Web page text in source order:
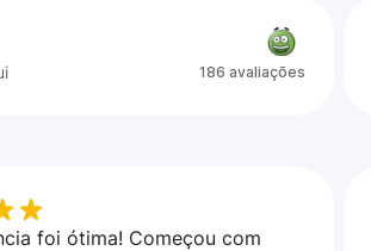
186 avaliações
foi ótima! Começou com